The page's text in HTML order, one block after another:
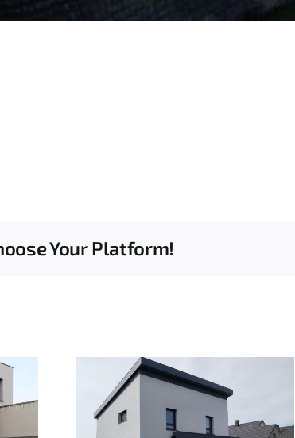
Your Platform!